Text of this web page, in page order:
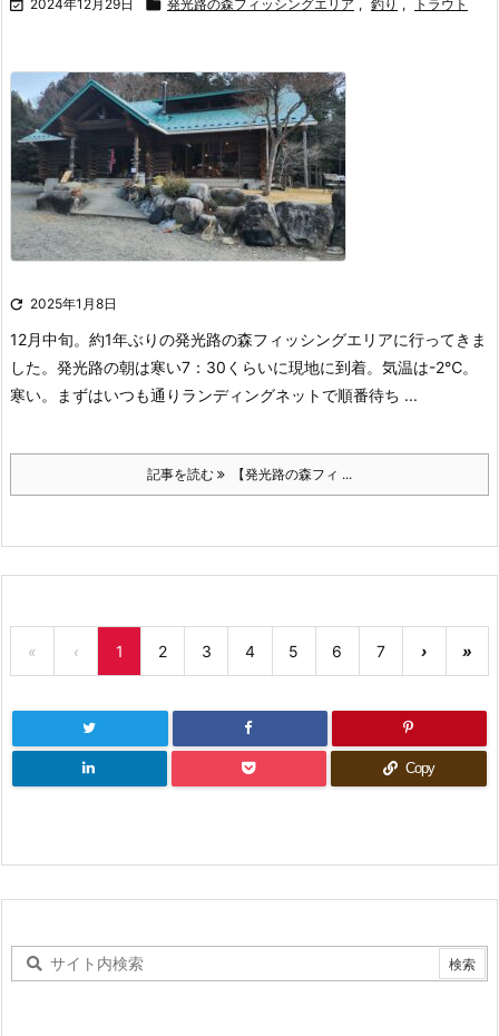
 2024年12月29日  発光路の森フィッシングエリア , 釣り , トラウト
 2025年1月8日
12月中旬。 約1年ぶりの発光路の森フィッシングエリアに行ってきま
した。 発光路の朝は寒い7：30くらいに現地に到着。 気温は-2℃。
寒い。
まずはいつも通りランディングネットで順番待ち ...
記事を読む 【発光路の森フィ ...
« ‹ 1 2 3 4 5 6 7 › »
Copy